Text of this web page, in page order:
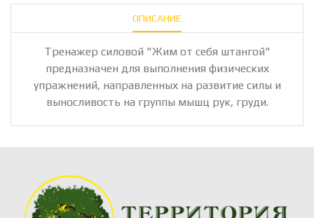
ОПИСАНИЕ
Тренажер силовой "Жим от себя штангой"
предназначен для выполнения физических
упражнений, направленных на развитие силы и
выносливость на группы мышц рук, груди.